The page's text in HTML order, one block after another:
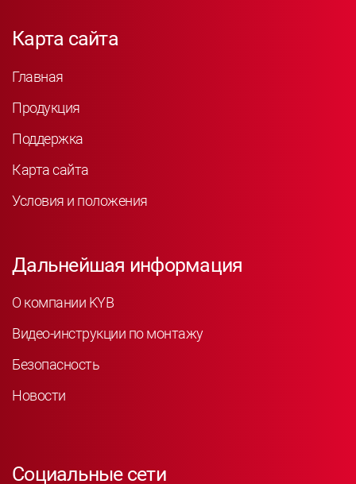
Карта сайта
Главная
Продукция
Поддержка
Карта сайта
Условия и положения
Дальнейшая информация
О компании KYB
Видео-инструкции по монтажу
Безопасность
Новости
Социальные сети